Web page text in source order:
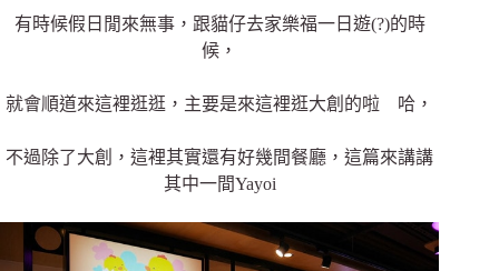
有時候假日閒來無事，跟貓仔去家樂福一日遊(?)的時
候，
就會順道來這裡逛逛，主要是來這裡逛大創的啦 哈，
不過除了大創，這裡其實還有好幾間餐廳，這篇來講講
其中一間Yayoi